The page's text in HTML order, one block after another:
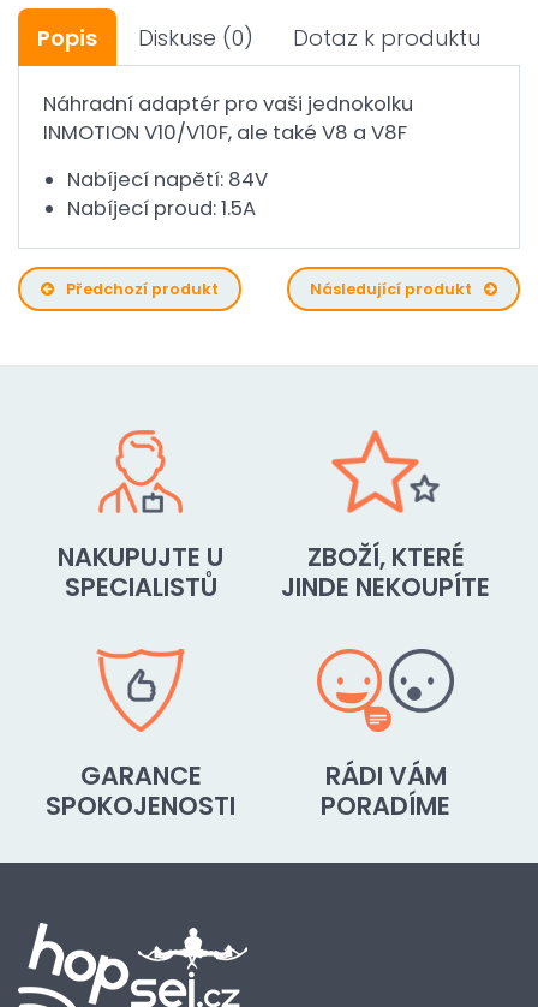
Popis Diskuse (0) Dotaz k produktu
Náhradní adaptér pro vaši jednokolku
INMOTION V10/V10F, ale také V8 a V8F
Nabíjecí napětí: 84V
Nabíjecí proud: 1.5A
Předchozí produkt Následující produkt
NAKUPUJTE U
SPECIALISTŮ
ZBOŽÍ, KTERÉ
JINDE NEKOUPÍTE
GARANCE
SPOKOJENOSTI
RÁDI VÁM
PORADÍME